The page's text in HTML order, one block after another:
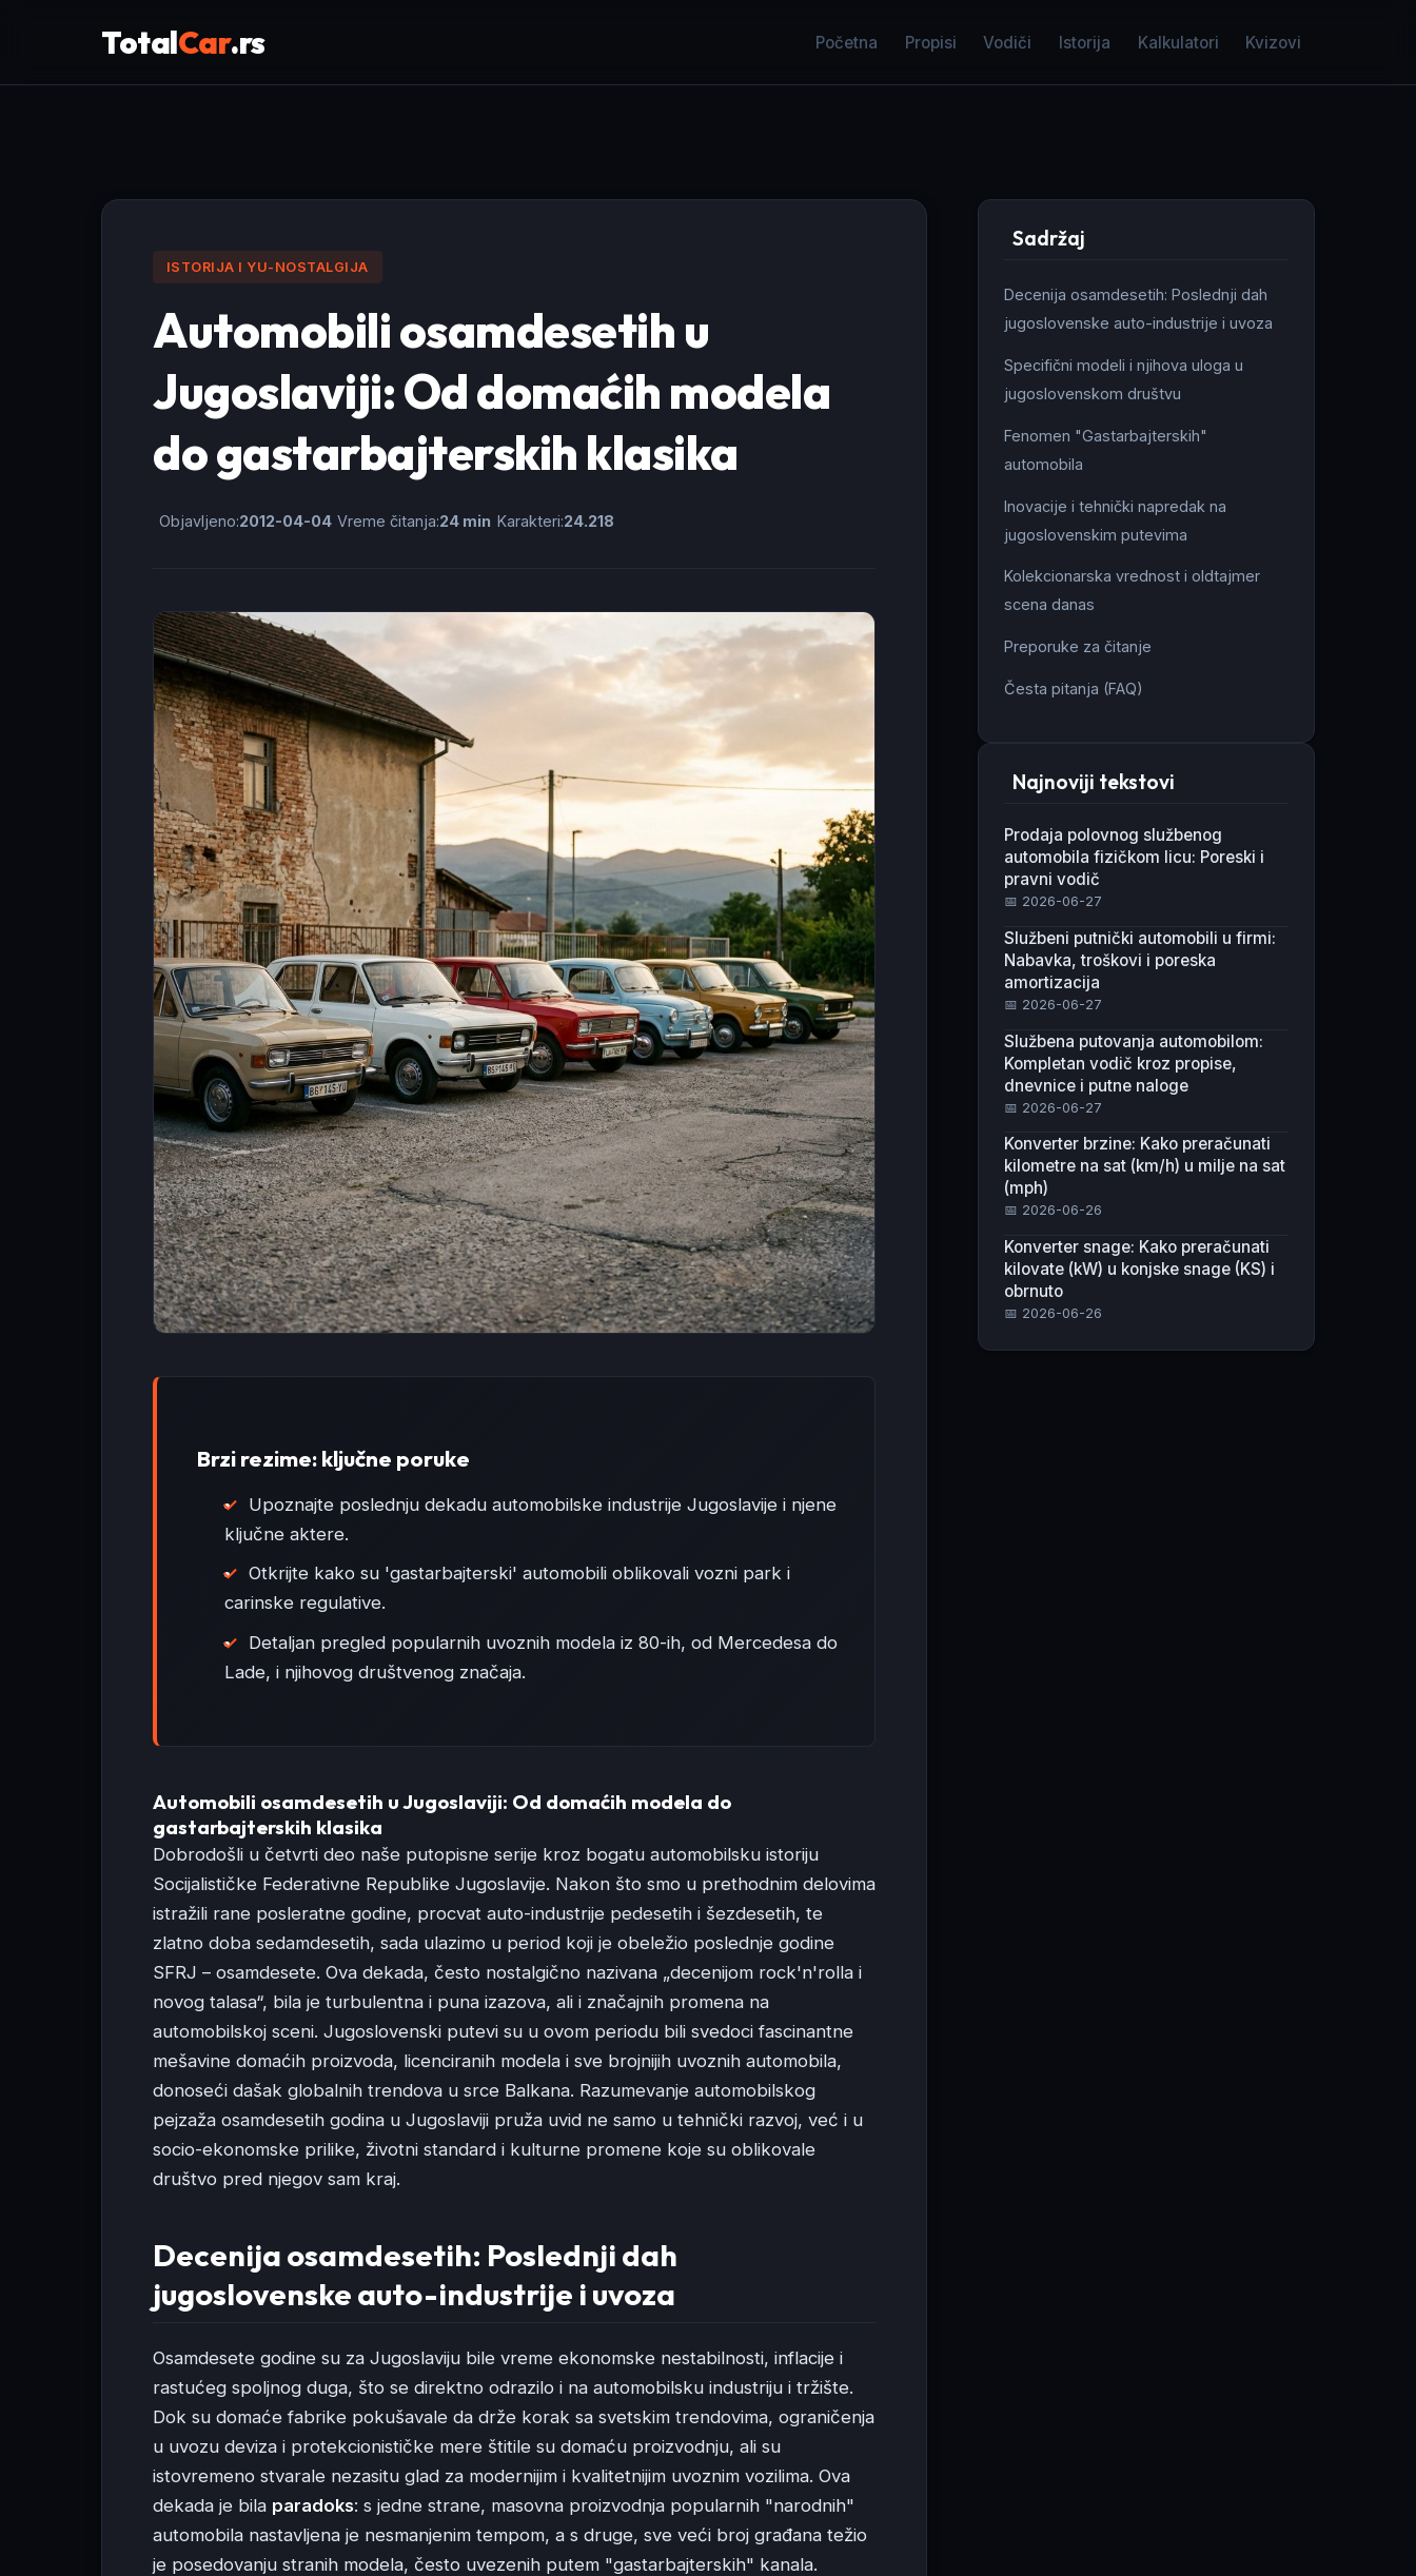
TotalCar.rs Početna Propisi Vodiči Istorija Kalkulatori Kvizovi
ISTORIJA I YU-NOSTALGIJA
Automobili osamdesetih u
Jugoslaviji: Od domaćih modela
do gastarbajterskih klasika
Objavljeno:2012-04-04 Vreme čitanja:24 min Karakteri:24.218
Brzi rezime: ključne poruke
Upoznajte poslednju dekadu automobilske industrije Jugoslavije i njene
ključne aktere.
Otkrijte kako su 'gastarbajterski' automobili oblikovali vozni park i
carinske regulative.
Detaljan pregled popularnih uvoznih modela iz 80-ih, od Mercedesa do
Lade, i njihovog društvenog značaja.
Automobili osamdesetih u Jugoslaviji: Od domaćih modela do
gastarbajterskih klasika
Dobrodošli u četvrti deo naše putopisne serije kroz bogatu automobilsku istoriju
Socijalističke Federativne Republike Jugoslavije. Nakon što smo u prethodnim delovima
istražili rane posleratne godine, procvat auto-industrije pedesetih i šezdesetih, te
zlatno doba sedamdesetih, sada ulazimo u period koji je obeležio poslednje godine
SFRJ – osamdesete. Ova dekada, često nostalgično nazivana „decenijom rock'n'rolla i
novog talasa“, bila je turbulentna i puna izazova, ali i značajnih promena na
automobilskoj sceni. Jugoslovenski putevi su u ovom periodu bili svedoci fascinantne
mešavine domaćih proizvoda, licenciranih modela i sve brojnijih uvoznih automobila,
donoseći dašak globalnih trendova u srce Balkana. Razumevanje automobilskog
pejzaža osamdesetih godina u Jugoslaviji pruža uvid ne samo u tehnički razvoj, već i u
socio-ekonomske prilike, životni standard i kulturne promene koje su oblikovale
društvo pred njegov sam kraj.
Decenija osamdesetih: Poslednji dah
jugoslovenske auto-industrije i uvoza
Osamdesete godine su za Jugoslaviju bile vreme ekonomske nestabilnosti, inflacije i
rastućeg spoljnog duga, što se direktno odrazilo i na automobilsku industriju i tržište.
Dok su domaće fabrike pokušavale da drže korak sa svetskim trendovima, ograničenja
u uvozu deviza i protekcionističke mere štitile su domaću proizvodnju, ali su
istovremeno stvarale nezasitu glad za modernijim i kvalitetnijim uvoznim vozilima. Ova
dekada je bila paradoks: s jedne strane, masovna proizvodnja popularnih "narodnih"
automobila nastavljena je nesmanjenim tempom, a s druge, sve veći broj građana težio
je posedovanju stranih modela, često uvezenih putem "gastarbajterskih" kanala.
Sadržaj
Decenija osamdesetih: Poslednji dah
jugoslovenske auto-industrije i uvoza
Specifični modeli i njihova uloga u
jugoslovenskom društvu
Fenomen "Gastarbajterskih"
automobila
Inovacije i tehnički napredak na
jugoslovenskim putevima
Kolekcionarska vrednost i oldtajmer
scena danas
Preporuke za čitanje
Česta pitanja (FAQ)
Najnoviji tekstovi
Prodaja polovnog službenog
automobila fizičkom licu: Poreski i
pravni vodič
📅 2026-06-27
Službeni putnički automobili u firmi:
Nabavka, troškovi i poreska
amortizacija
📅 2026-06-27
Službena putovanja automobilom:
Kompletan vodič kroz propise,
dnevnice i putne naloge
📅 2026-06-27
Konverter brzine: Kako preračunati
kilometre na sat (km/h) u milje na sat
(mph)
📅 2026-06-26
Konverter snage: Kako preračunati
kilovate (kW) u konjske snage (KS) i
obrnuto
📅 2026-06-26